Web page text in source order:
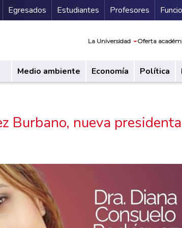
Secundario
Egresados Estudiantes Profesores
La Universidad Oferta
Medio ambiente Economía Política
Burbano, nueva